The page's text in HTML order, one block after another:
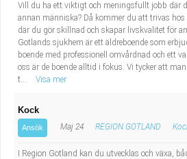
Vill du ha ett viktigt och meningsfullt jobb där
annan människa? Då kommer du att trivas hos
där du gör skillnad och skapar livskvalitet för
Gotlands sjukhem är ett äldreboende som
boende med professionell omvårdnad och ett
oss är de boende alltid i fokus. Vi tycker att
t...
Visa mer
Kock
Ansök Maj 24 REGION GOTLAND
I Region Gotland kan du utvecklas och växa,